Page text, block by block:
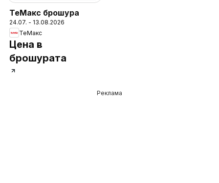
ТеMакс брошура
24.07. - 13.08.2026
ТеMакс
Цена в
брошурата
Реклама